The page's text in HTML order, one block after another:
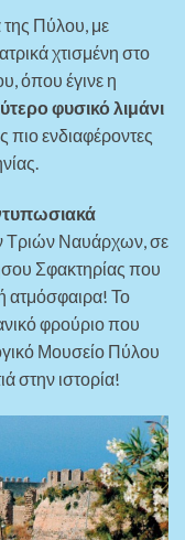
Πύλου, με
χτισμένη στο
όπου έγινε η
φυσικό λιμάνι
πιο ενδιαφέροντες
Τριών Ναυάρχων, σε
Σφακτηρίας που
ατμόσφαιρα! Το
φρούριο που
Μουσείο Πύλου
στην ιστορία!